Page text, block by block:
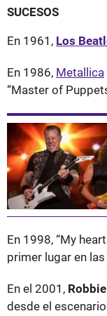
SUCESOS
En 1961, Los
En 1986, Metallica
“Master of
En 1998, “My
primer lugar en
En el 2001,
desde el